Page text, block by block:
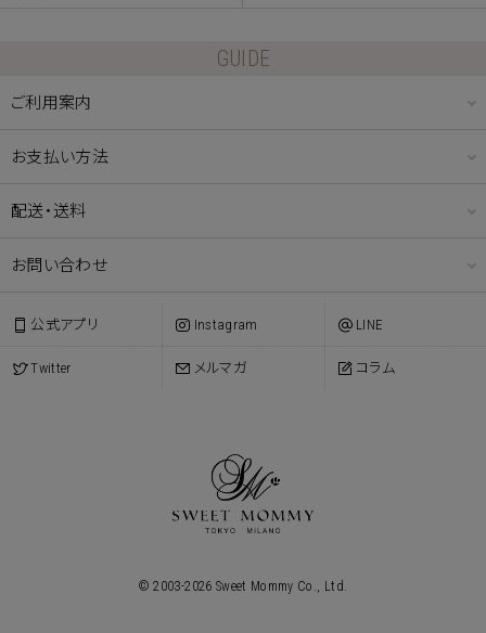
GUIDE
ご利用案内
お支払い方法
配送・送料
お問い合わせ
公式アプリ Instagram LINE
Twitter メルマガ コラム
© 2003-2026 Sweet Mommy Co., Ltd.